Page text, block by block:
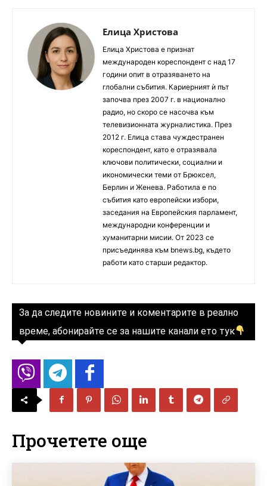
Елица Христова
Елица Христова е признат
международен кореспондент с над 17
години опит в отразяването на
глобални събития. Кариерният ѝ път
започва през 2007 г. в национално
радио, но скоро се насочва към
телевизионната журналистика. През
2012 г. Елица става чуждестранен
кореспондент, като е отразявала
ключови политически, социални и
икономически теми от Брюксел,
Берлин и Женева. Работила е по
събития като европейски избори,
заседания на Европейския парламент,
международни конференции и
хуманитарни мисии. От 2023 се
присъединява към bnews.bg, където
работи като старши редактор.
За да следите новините и коментарите в реално
време, абонирайте се за нашите канали ето тук
Прочетете още